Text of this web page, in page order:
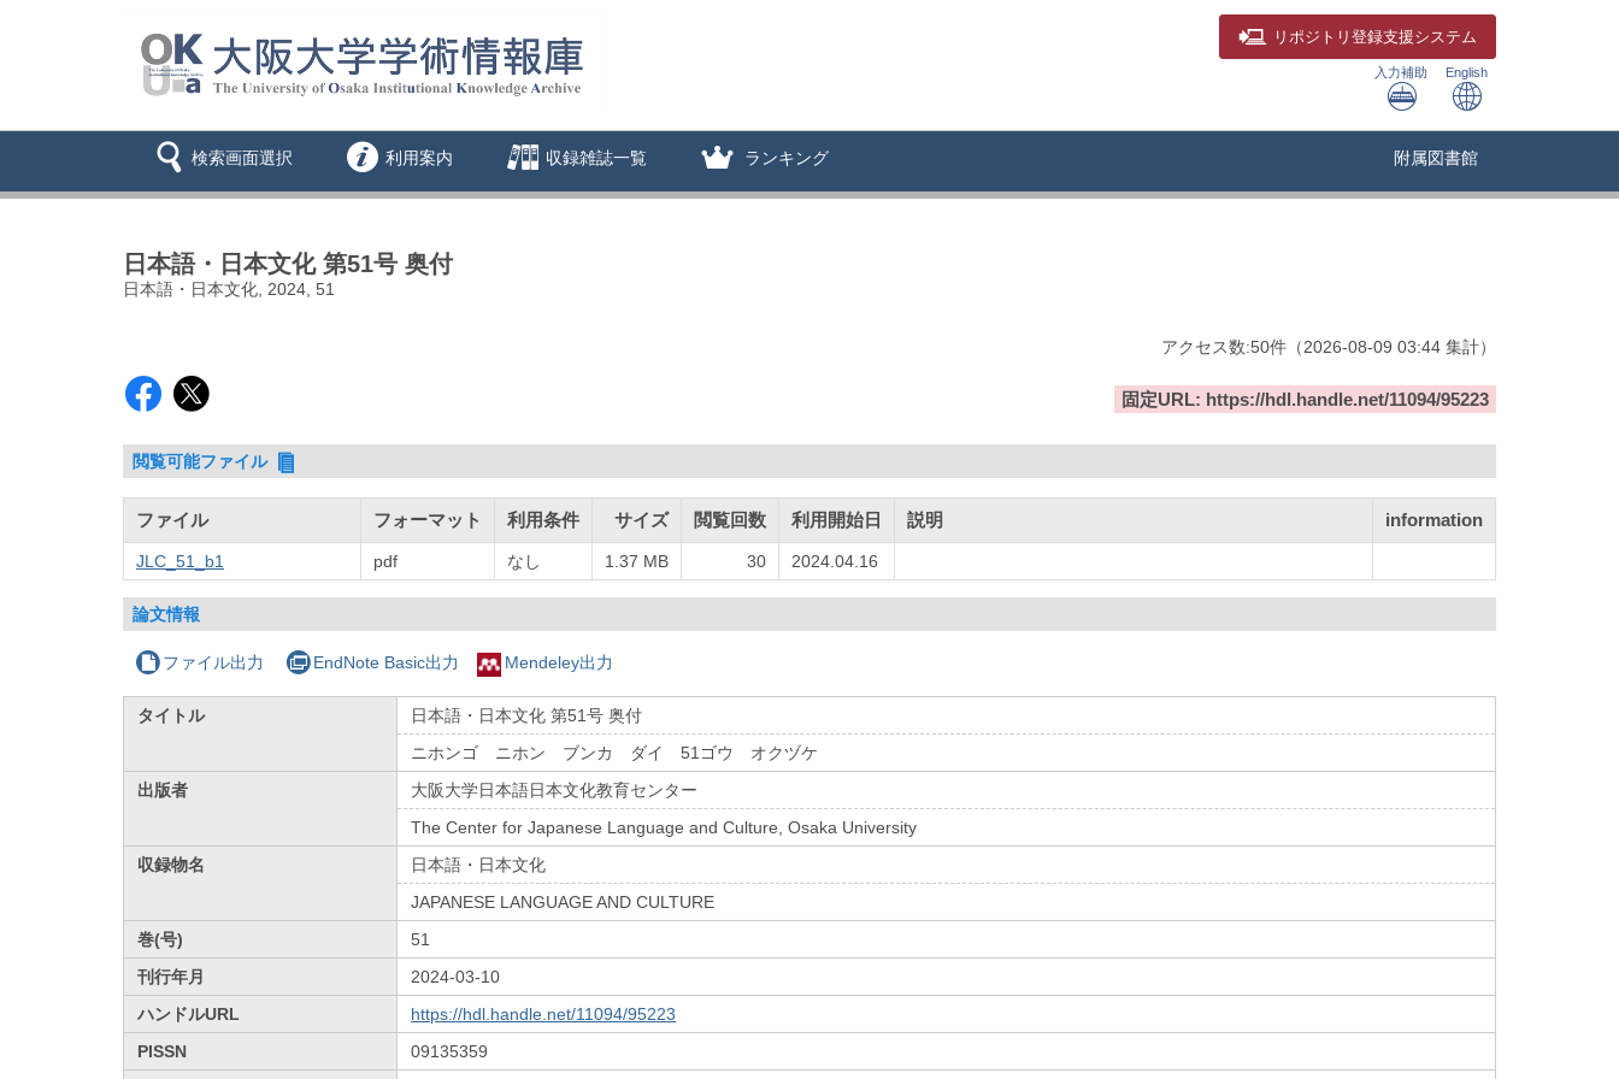
リポジトリ 登録支援システム
入力補助 English
検索画面選択 利用案内 収録雑誌一覧 ランキング 附属図書館
日本語・日本文化 第51号 奥付
日本語・日本文化, 2024, 51
アクセス数:50件 （2026-08-09 03:44 集計）
固定URL: https://hdl.handle.net/11094/95223
閲覧可能ファイル
ファイル フォーマット 利用条件 サイズ 閲覧回数 利用開始日 説明 information
JLC_51_b1 pdf なし 1.37 MB 30 2024.04.16
論文情報
ファイル出力 EndNote Basic出力 Mendeley出力
タイトル
日本語・日本文化 第51号 奥付
ニホンゴ ニホン ブンカ ダイ 51ゴウ オクヅケ
出版者
大阪大学日本語日本文化教育センター
The Center for Japanese Language and Culture, Osaka University
収録物名
日本語・日本文化
JAPANESE LANGUAGE AND CULTURE
巻(号)
51
刊行年月
2024-03-10
ハンドルURL
https://hdl.handle.net/11094/95223
PISSN
09135359